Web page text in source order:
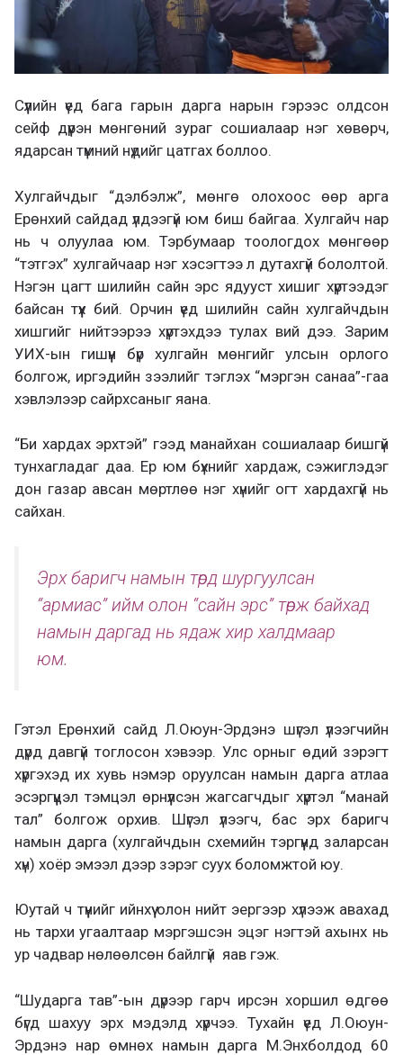
Сүүлийн үед бага гарын дарга нарын гэрээс олдсон
сейф дүүрэн мөнгөний зураг сошиалаар нэг хөвөрч,
ядарсан түмний нүдийг цатгах боллоо.
Хулгайчдыг “дэлбэлж”, мөнгө олохоос өөр арга
Ерөнхий сайдад үлдээгүй юм биш байгаа. Хулгайч нар
нь ч олуулаа юм. Тэрбумаар тоологдох мөнгөөр
“тэтгэх” хулгайчаар нэг хэсэгтээ л дутахгүй бололтой.
Нэгэн цагт шилийн сайн эрс ядууст хишиг хүртээдэг
байсан түүх бий. Орчин үед шилийн сайн хулгайчдын
хишгийг нийтээрээ хүртэхдээ тулах вий дээ. Зарим
УИХ-ын гишүүн бүр хулгайн мөнгийг улсын орлого
болгож, иргэдийн зээлийг тэглэх “мэргэн санаа”-гаа
хэвлэлээр сайрхсаныг яана.
“Би хардах эрхтэй” гээд манайхан сошиалаар бишгүй
тунхагладаг даа. Ер юм бүхнийг хардаж, сэжиглэдэг
дон газар авсан мөртлөө нэг хүнийг огт хардахгүй нь
сайхан.
Эрх баригч намын төрд шургуулсан
“армиас” ийм олон “сайн эрс” төрж байхад
намын даргад нь ядаж хир халдмаар
юм.
Гэтэл Ерөнхий сайд Л.Оюун-Эрдэнэ шүгэл үлээгчийн
дүрд давгүй тоглосон хэвээр. Улс орныг өдий зэрэгт
хүргэхэд их хувь нэмэр оруулсан намын дарга атлаа
эсэргүүцэл тэмцэл өрнүүлсэн жагсагчдыг хүртэл “манай
тал” болгож орхив. Шүгэл үлээгч, бас эрх баригч
намын дарга (хулгайчдын схемийн тэргүүнд заларсан
хүн) хоёр эмээл дээр зэрэг суух боломжтой юу.
Юутай ч түүнийг ийнхүү олон нийт эергээр хүлээж авахад
нь тархи угаалтаар мэргэшсэн эцэг нэгтэй ахынх нь
ур чадвар нөлөөлсөн байлгүй яав гэж.
“Шударга тав”-ын дүрээр гарч ирсэн хоршил өдгөө
бүгд шахуу эрх мэдэлд хүрчээ. Тухайн үед Л.Оюун-
Эрдэнэ нар өмнөх намын дарга М.Энхболдод 60